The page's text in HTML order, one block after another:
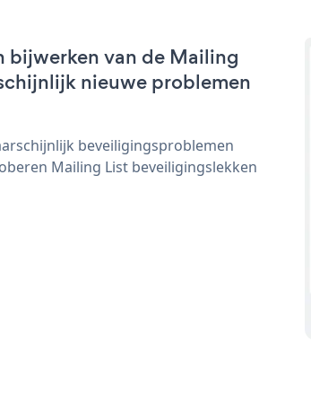
bijwerken van de Mailing
nieuwe problemen
beveiligingsproblemen
Mailing List beveiligingslekken